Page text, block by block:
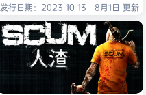
发行日期：2023-10-13
8月1日 更新